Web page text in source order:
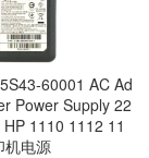
60001 AC Ad
Power Supply 22
1110 1112 11
机电源